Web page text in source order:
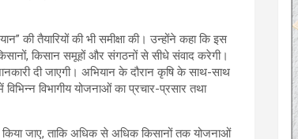
तैयारियों की भी समीक्षा की। उन्होंने कहा कि इस
किसान समूहों और संगठनों से सीधे संवाद करेगी।
दी जाएगी। अभियान के दौरान कृषि के साथ-साथ
विभागीय योजनाओं का प्रचार-प्रसार तथा
किया जाए, ताकि अधिक से अधिक किसानों तक योजनाओं